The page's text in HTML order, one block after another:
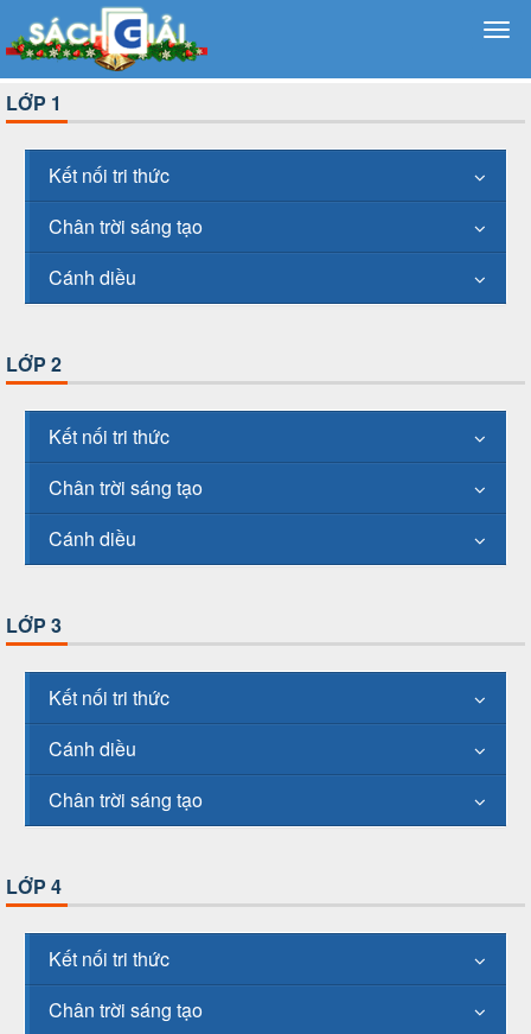
LỚP 1
Kết nối tri thức
Chân trời sáng tạo
Cánh diều
LỚP 2
Kết nối tri thức
Chân trời sáng tạo
Cánh diều
LỚP 3
Kết nối tri thức
Cánh diều
Chân trời sáng tạo
LỚP 4
Kết nối tri thức
Chân trời sáng tạo